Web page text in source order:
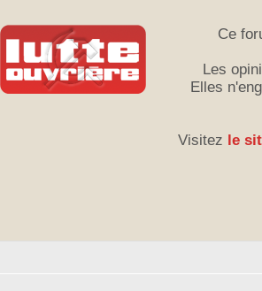
Ce
Les
Elles
Visitez le